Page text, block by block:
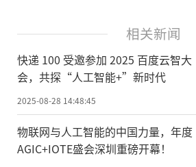
相关新闻
快递 100 受邀参加 2025 百度云智大
会，共探“人工智能+”新时代
2025-08-28 14:48:45
物联网与人工智能的中国力量，年度
AGIC+IOTE盛会深圳重磅开幕！